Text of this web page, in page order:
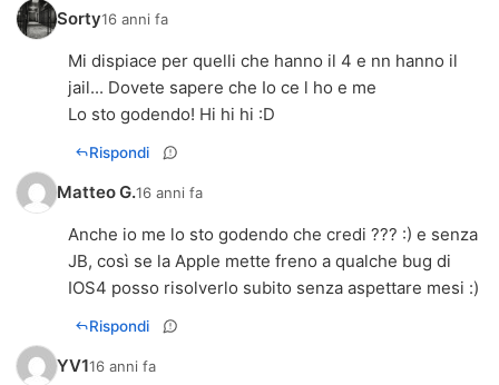
Sorty16 anni fa
Mi dispiace per quelli che hanno il 4 e nn hanno il
jail... Dovete sapere che Io ce l ho e me
Lo sto godendo! Hi hi hi :D
Rispondi
Matteo G.16 anni fa
Anche io me lo sto godendo che credi ??? :) e senza
JB, così se la Apple mette freno a qualche bug di
IOS4 posso risolverlo subito senza aspettare mesi :)
Rispondi
YV116 anni fa